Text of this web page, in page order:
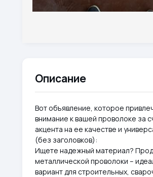
Описание
Вот объявление, которое
внимание к вашей проволоке за
акцента на ее качестве и
(без заголовков):
Ищете надежный материал?
металлической проволоки –
вариант для строительных,